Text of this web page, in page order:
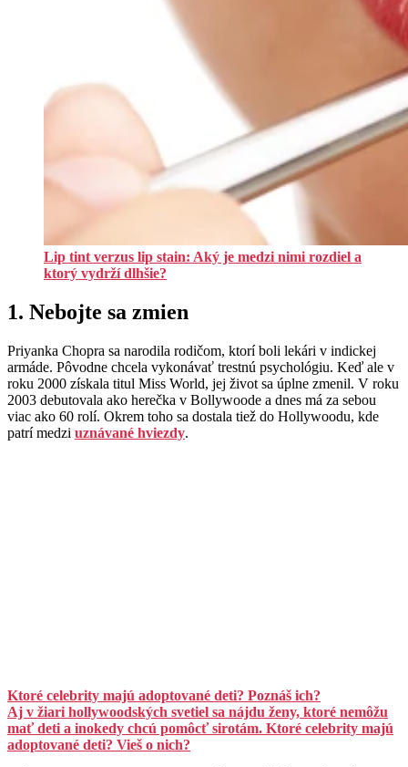
Lip tint verzus lip stain: Aký je medzi nimi rozdiel a
ktorý vydrží dlhšie?
1. Nebojte sa zmien
Priyanka Chopra sa narodila rodičom, ktorí boli lekári v indickej
armáde. Pôvodne chcela vykonávať trestnú psychológiu. Keď ale v
roku 2000 získala titul Miss World, jej život sa úplne zmenil. V roku
2003 debutovala ako herečka v Bollywoode a dnes má za sebou
viac ako 60 rolí. Okrem toho sa dostala tiež do Hollywoodu, kde
patrí medzi uznávané hviezdy.
Ktoré celebrity majú adoptované deti? Poznáš ich?
Aj v žiari hollywoodských svetiel sa nájdu ženy, ktoré nemôžu
mať deti a inokedy chcú pomôcť sirotám. Ktoré celebrity majú
adoptované deti? Vieš o nich?